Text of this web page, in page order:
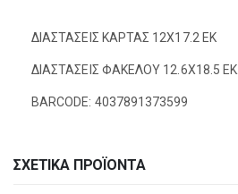
ΔΙΑΣΤΑΣΕΙΣ ΚΑΡΤΑΣ 12Χ17.2 ΕΚ
ΔΙΑΣΤΑΣΕΙΣ ΦΑΚΕΛΟΥ 12.6Χ18.5 ΕΚ.
BARCODE: 4037891373599
ΣΧΕΤΙΚΆ ΠΡΟΪΌΝΤΑ